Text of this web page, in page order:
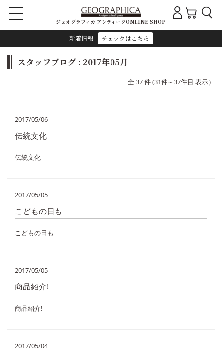
新着情報 チェックはこちら
ジェオグラフィカ アンティークONLINE SHOP
スタッフブログ : 2017年05月
全 37 件 (31件～37件目 表示）
2017/05/06
伝統文化
伝統文化
2017/05/05
こどもの日も
こどもの日も
2017/05/05
商品紹介!
商品紹介!
2017/05/04